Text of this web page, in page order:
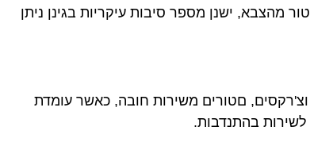
מהצבא, ישנן מספר סיבות עיקריות בגינן ניתן
וצ'רקסים, םטורים משירות חובה, כאשר עומדת
בהתנדבות.